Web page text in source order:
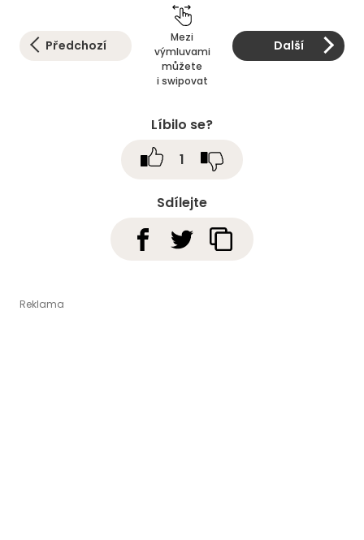
Předchozí
Mezi
výmluvami
můžete
i swipovat
Další
Sdílejte
Líbilo se?
1